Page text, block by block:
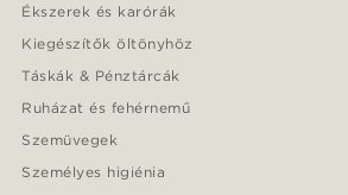
Ékszerek és karórák
Kiegészítők öltönyhöz
Táskák & Pénztárcák
Ruházat és fehérnemű
Szemüvegek
Személyes higiénia